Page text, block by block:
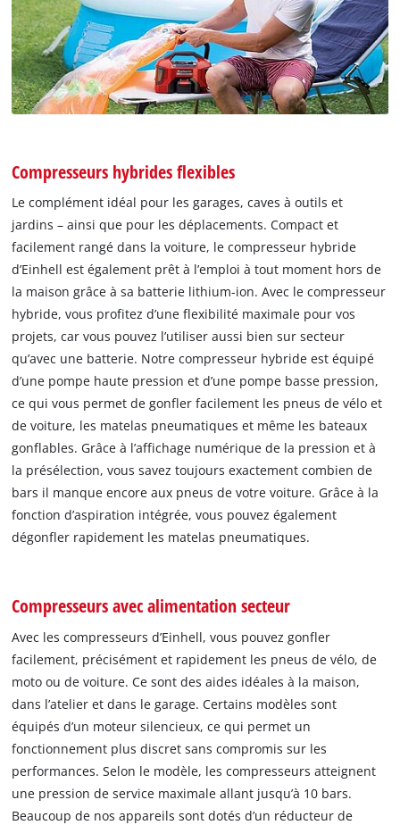
Compresseurs hybrides flexibles
Le complément idéal pour les garages, caves à outils et
jardins – ainsi que pour les déplacements. Compact et
facilement rangé dans la voiture, le compresseur hybride
d’Einhell est également prêt à l’emploi à tout moment hors de
la maison grâce à sa batterie lithium-ion. Avec le compresseur
hybride, vous profitez d’une flexibilité maximale pour vos
projets, car vous pouvez l’utiliser aussi bien sur secteur
qu’avec une batterie. Notre compresseur hybride est équipé
d’une pompe haute pression et d’une pompe basse pression,
ce qui vous permet de gonfler facilement les pneus de vélo et
de voiture, les matelas pneumatiques et même les bateaux
gonflables. Grâce à l’affichage numérique de la pression et à
la présélection, vous savez toujours exactement combien de
bars il manque encore aux pneus de votre voiture. Grâce à la
fonction d’aspiration intégrée, vous pouvez également
dégonfler rapidement les matelas pneumatiques.
Compresseurs avec alimentation secteur
Avec les compresseurs d’Einhell, vous pouvez gonfler
facilement, précisément et rapidement les pneus de vélo, de
moto ou de voiture. Ce sont des aides idéales à la maison,
dans l’atelier et dans le garage. Certains modèles sont
équipés d’un moteur silencieux, ce qui permet un
fonctionnement plus discret sans compromis sur les
performances. Selon le modèle, les compresseurs atteignent
une pression de service maximale allant jusqu’à 10 bars.
Beaucoup de nos appareils sont dotés d’un réducteur de